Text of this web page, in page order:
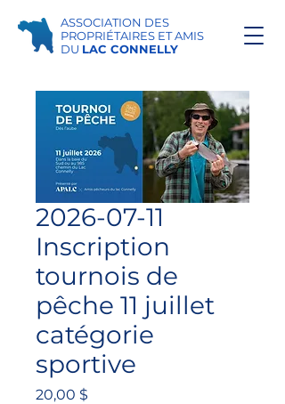
ASSOCIATION DES
PROPRIÉTAIRES ET AMIS
DU LAC CONNELLY
2026-07-11
Inscription
tournois de
pêche 11 juillet
catégorie
sportive
20,00 $